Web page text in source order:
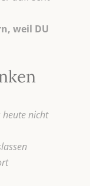
weil DU
heute nicht